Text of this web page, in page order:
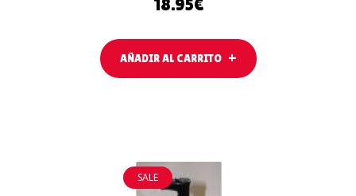
18.95€
AÑADIR AL CARRITO
SALE